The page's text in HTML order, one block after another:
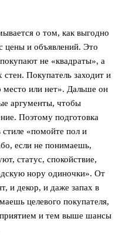
о том, как выгодно
цены и объявлений. Это
не «квадраты», а
Покупатель заходит и
место или нет». Дальше он
аргументы, чтобы
Поэтому подготовка
«помойте пол и
если не понимаешь,
статус, спокойствие,
нору одиночки». От
и декор, и даже запах в
целевого покупателя,
и тем выше шансы